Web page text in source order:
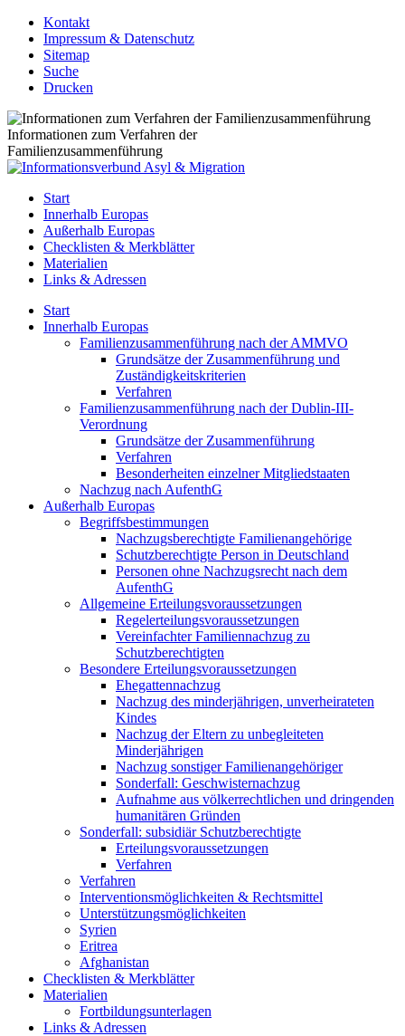
Kontakt
Impressum & Datenschutz
Sitemap
Suche
Drucken
Informationen zum Verfahren der
Familienzusammenführung
Start
Innerhalb Europas
Außerhalb Europas
Checklisten & Merkblätter
Materialien
Links & Adressen
Start
Innerhalb Europas
Familienzusammenführung nach der AMMVO
Grundsätze der Zusammenführung und
Zuständigkeitskriterien
Verfahren
Familienzusammenführung nach der Dublin-III-
Verordnung
Grundsätze der Zusammenführung
Verfahren
Besonderheiten einzelner Mitgliedstaaten
Nachzug nach AufenthG
Außerhalb Europas
Begriffsbestimmungen
Nachzugsberechtigte Familienangehörige
Schutzberechtigte Person in Deutschland
Personen ohne Nachzugsrecht nach dem
AufenthG
Allgemeine Erteilungsvoraussetzungen
Regelerteilungsvoraussetzungen
Vereinfachter Familiennachzug zu
Schutzberechtigten
Besondere Erteilungsvoraussetzungen
Ehegattennachzug
Nachzug des minderjährigen, unverheirateten
Kindes
Nachzug der Eltern zu unbegleiteten
Minderjährigen
Nachzug sonstiger Familienangehöriger
Sonderfall: Geschwisternachzug
Aufnahme aus völkerrechtlichen und dringenden
humanitären Gründen
Sonderfall: subsidiär Schutzberechtigte
Erteilungsvoraussetzungen
Verfahren
Verfahren
Interventionsmöglichkeiten & Rechtsmittel
Unterstützungsmöglichkeiten
Syrien
Eritrea
Afghanistan
Checklisten & Merkblätter
Materialien
Fortbildungsunterlagen
Links & Adressen